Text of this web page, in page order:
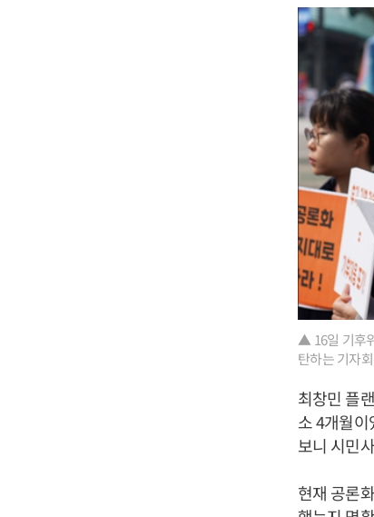
▲ 16일 기후
탄하는 기자
최창민 플
소 4개월
보니 시민
현재 공론